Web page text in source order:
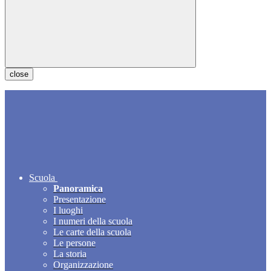
close
Scuola
Panoramica
Presentazione
I luoghi
I numeri della scuola
Le carte della scuola
Le persone
La storia
Organizzazione